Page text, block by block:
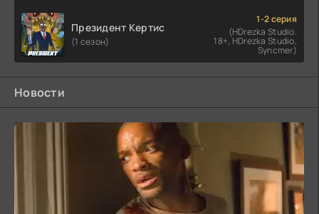
Президент Кертис
(1 сезон)
1-2 серия
(HDrezka Studio.
18+, HDrezka Studio,
Syncmer)
Новости